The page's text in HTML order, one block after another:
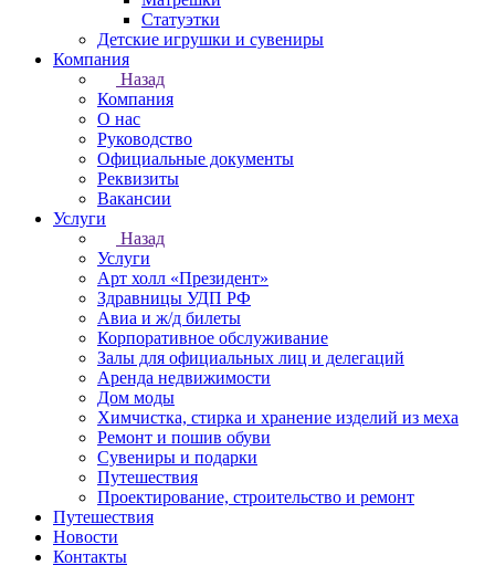
Статуэтки
Детские игрушки и сувениры
Компания
Назад
Компания
О нас
Руководство
Официальные документы
Реквизиты
Вакансии
Услуги
Назад
Услуги
Арт холл «Президент»
Здравницы УДП РФ
Авиа и ж/д билеты
Корпоративное обслуживание
Залы для официальных лиц и делегаций
Аренда недвижимости
Дом моды
Химчистка, стирка и хранение изделий из меха
Ремонт и пошив обуви
Сувениры и подарки
Путешествия
Проектирование, строительство и ремонт
Путешествия
Новости
Контакты